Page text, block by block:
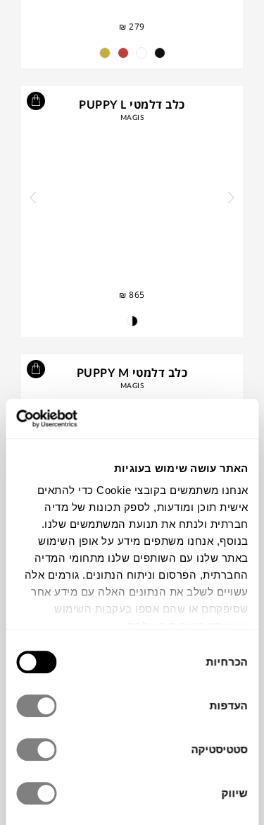
האתר עושה שימוש בעוגיות
אנחנו משתמשים בקובצי Cookie כדי להתאים
אישית תוכן ומודעות, לספק תכונות של מדיה
חברתית ולנתח את תנועת המשתמשים שלנו.
בנוסף, אנחנו משתפים מידע על אופן השימוש
באתר שלנו עם השותפים שלנו מתחומי המדיה
החברתית, הפרסום וניתוח הנתונים. גורמים אלה
עשויים לשלב את הנתונים האלה עם מידע אחר
שסיפקתם או שהם אספו בעקבות השימוש
הסכמה
הכרחיות
העדפות
סטטיסטיקה
שיווק
₪ 279
כלב דלמטי PUPPY L
MAGIS
₪ 865
כלב דלמטי PUPPY M
MAGIS
₪679